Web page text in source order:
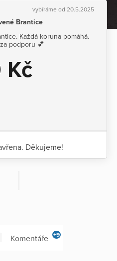
vybíráme od 20.5.2025
Brantice
Každá koruna pomáhá.
podporu 💕
Kč
Děkujeme!
Komentáře +9